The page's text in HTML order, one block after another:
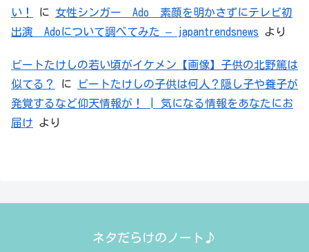
い！
に 女性シンガー Ado 素顔を明かさずにテレビ初
出演 Adoについて調べてみた – japantrendsnews より
ビートたけしの若い頃がイケメン【画像】子供の北野篤は
似てる？
に
ビートたけしの子供は何人？隠し子や養子が
発覚するなど仰天情報が！ | 気になる情報をあなたにお
届け より
ネタだらけのノート♪